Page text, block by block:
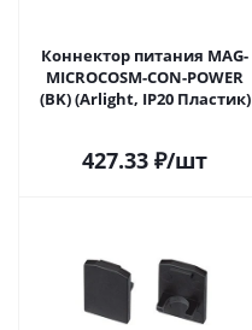
Коннектор питания MAG-
MICROCOSM-CON-POWER
(BK) (Arlight, IP20 Пластик)
427.33 ₽/шт